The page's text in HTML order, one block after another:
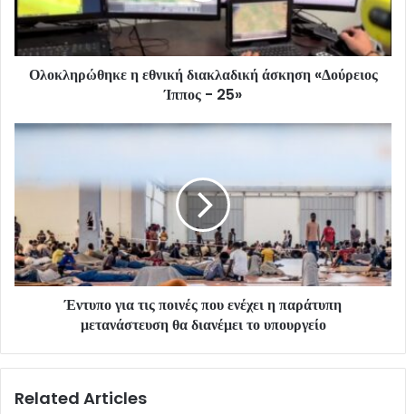
Ολοκληρώθηκε η εθνική διακλαδική άσκηση «Δούρειος
Ίππος - 25»
Έντυπο για τις ποινές που ενέχει η παράτυπη
μετανάστευση θα διανέμει το υπουργείο
Related Articles